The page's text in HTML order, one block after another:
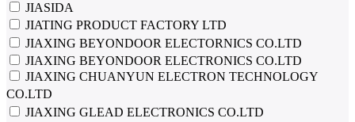
JIASIDA
JIATING PRODUCT FACTORY LTD
JIAXING BEYONDOOR ELECTORNICS CO.LTD
JIAXING BEYONDOOR ELECTRONICS CO.LTD
JIAXING CHUANYUN ELECTRON TECHNOLOGY
CO.LTD
JIAXING GLEAD ELECTRONICS CO.LTD